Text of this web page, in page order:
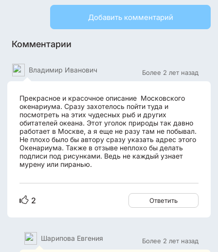
Добавить комментарий
Комментарии
Более 2 лет назад
Владимир Иванович
Прекрасное и красочное описание Московского
окенариума. Сразу захотелось пойти туда и
посмотреть на этих чудесных рыб и других
обитателей океана. Этот уголок природы так давно
работает в Москве, а я еще не разу там не побывал.
Не плохо было бы автору сразу указать адрес этого
Окенариума. Также в отзыве неплохо бы делать
подписи под рисунками. Ведь не каждый узнает
мурену или пиранью.
2 Ответить
Более 2 лет назад
Шарипова Евгения